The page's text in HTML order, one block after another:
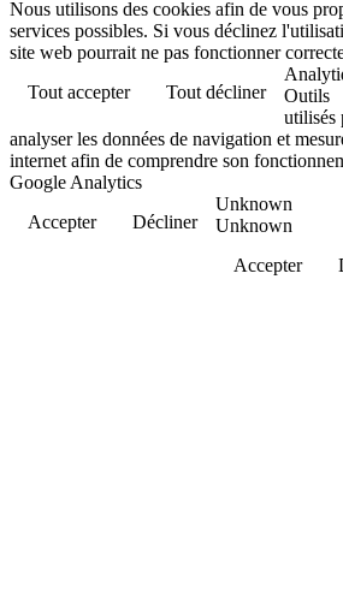
Nous utilisons des cookies afin de vous
services possibles. Si vous déclinez
site web pourrait ne pas fonctionner
Tout accepter
Tout décliner
Outils
utilisés
analyser les données de navigation et
internet afin de comprendre son
Google Analytics
Accepter
Décliner
Unknown
Unknown
Accepter